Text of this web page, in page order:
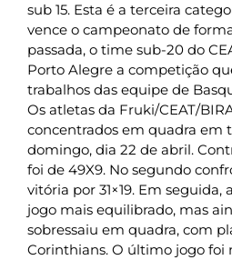
sub 15. Esta é a terceira
vence o campeonato de
passada, o time sub-20 do
Porto Alegre a competição
trabalhos das equipe de
Os atletas da Fruki/CEAT/
concentrados em quadra em
domingo, dia 22 de abril.
foi de 49X9. No segundo
vitória por 31×19. Em
jogo mais equilibrado, mas
sobressaiu em quadra, com
Corinthians. O último jogo